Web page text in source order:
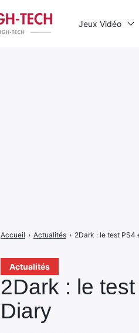
Actualités
2Dark : le
Diary
Accueil › Actualités › 2Dark : le test PS4
Jeux Vidéo